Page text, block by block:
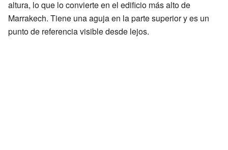
altura, lo que lo convierte en el edificio más alto de
Marrakech. Tiene una aguja en la parte superior y es un
punto de referencia visible desde lejos.